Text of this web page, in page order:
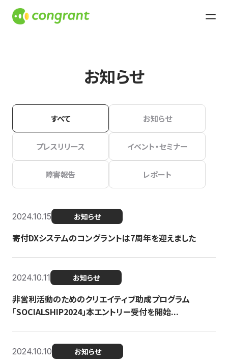
お知らせ
すべて お知らせ
プレスリリース イベント・セミナー
障害報告 レポート
2024.10.15 お知らせ
寄付DXシステムのコングラントは7周年を迎えました
2024.10.11 お知らせ
非営利活動のためのクリエイティブ助成プログラム
「SOCIALSHIP2024」本エントリー受付を開始...
2024.10.10 お知らせ